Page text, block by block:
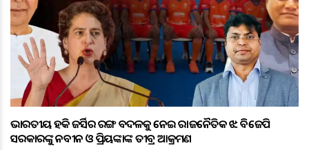
ଭାରତୀୟ ହକି ଜର୍ସିର ରଙ୍ଗ ବଦଳକୁ ନେଇ ରାଜନୈତିକ ଝଡ଼: ବିଜେପି
ସରକାରଙ୍କୁ ନବୀନ ଓ ପ୍ରିୟଙ୍କାଙ୍କ ତୀବ୍ର ଆକ୍ରମଣ